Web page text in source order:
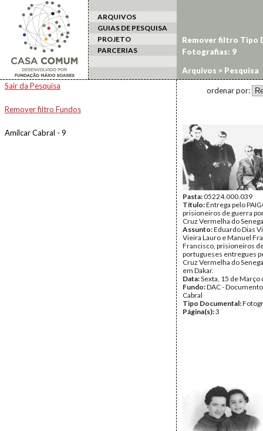
ARQUIVOS
GUIAS DE PESQUISA
PROJETO
PARCERIAS
Arquivos > Pesquisa
Sair da Pesquisa
Remover filtro Fundos
Amílcar Cabral - 9
Remover filtro Tipo
Fotografias: 9
ordenar por:
Pasta:05224.000.039
Título:Entrega pelo
prisioneiros de guerra
Cruz Vermelha do
Assunto:Eduardo Dias
Vieira Lauro e Manuel
Francisco, prisioneiros
portugueses entregues
Cruz Vermelha do
em Dakar.
Data:Sexta, 15 de Março
Fundo:DAC -
Cabral
Tipo Documental:
Página(s):3